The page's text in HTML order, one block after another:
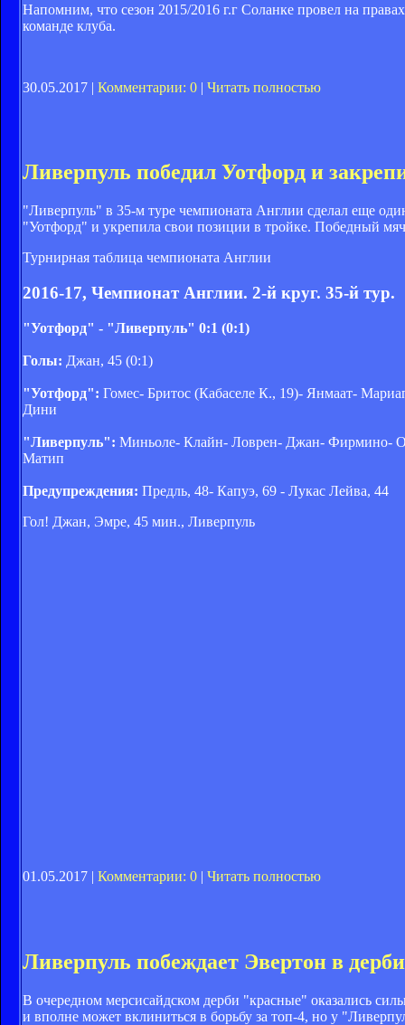
Напомним, что сезон 2015/2016 г.г Соланке провел на
команде клуба.
30.05.2017 | Комментарии: 0 | Читать полностью
Ливерпуль победил Уотфорд и
"Ливерпуль" в 35-м туре чемпионата Англии сделал еще
"Уотфорд" и укрепила свои позиции в тройке. Победный
Турнирная таблица чемпионата Англии
2016-17, Чемпионат Англии. 2-й круг. 35-й тур.
"Уотфорд" - "Ливерпуль" 0:1 (0:1)
Голы: Джан, 45 (0:1)
"Уотфорд": Гомес- Бритос (Кабаселе К., 19)- Янмаат-
Дини
"Ливерпуль": Миньоле- Клайн- Ловрен- Джан- Фирмино-
Матип
Предупреждения: Предль, 48- Капуэ, 69 - Лукас Лейва, 44
Гол! Джан, Эмре, 45 мин., Ливерпуль
01.05.2017 | Комментарии: 0 | Читать полностью
Ливерпуль побеждает Эвертон в
В очередном мерсисайдском дерби "красные" оказались
и вполне может вклиниться в борьбу за топ-4, но у